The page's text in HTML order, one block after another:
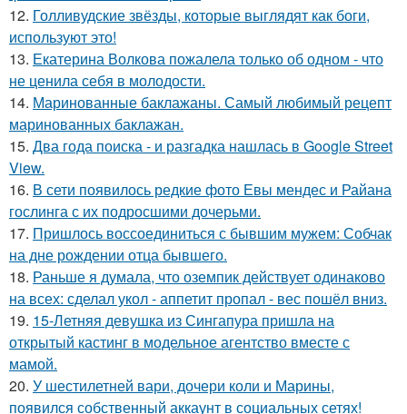
12. Голливудские звёзды, которые выглядят как боги,
используют это!
13. Екатерина Волкова пожалела только об одном - что
не ценила себя в молодости.
14. Маринованные баклажаны. Самый любимый рецепт
маринованных баклажан.
15. Два года поиска - и разгадка нашлась в Google Street
View.
16. В сети появилось редкие фото Евы мендес и Райана
гослинга с их подросшими дочерьми.
17. Пришлось воссоединиться с бывшим мужем: Собчак
на дне рождении отца бывшего.
18. Раньше я думала, что оземпик действует одинаково
на всех: сделал укол - аппетит пропал - вес пошёл вниз.
19. 15-Летняя девушка из Сингапура пришла на
открытый кастинг в модельное агентство вместе с
мамой.
20. У шестилетней вари, дочери коли и Марины,
появился собственный аккаунт в социальных сетях!